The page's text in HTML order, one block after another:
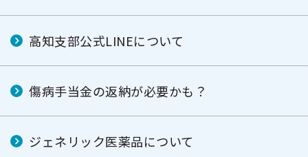
高知支部公式LINEについて
傷病手当金の返納が必要かも？
ジェネリック医薬品について